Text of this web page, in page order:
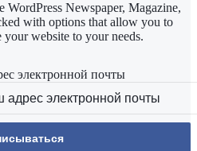
WordPress Newspaper, Magazine,
with options that allow you to
website to your needs.
электронной почты